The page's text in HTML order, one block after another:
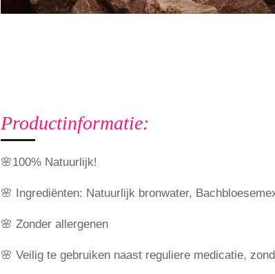
Productinformatie:
🌸100% Natuurlijk!
🌸 Ingrediënten: Natuurlijk bronwater,
🌸 Zonder allergenen
🌸 Veilig te gebruiken naast reguliere medicatie,